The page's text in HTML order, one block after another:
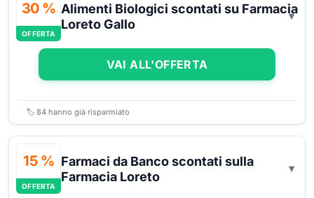
30 %
OFFERTA
Alimenti Biologici scontati su Farmacia
Loreto Gallo
VAI ALL'OFFERTA
🏷️ 84 hanno già risparmiato
15 %
OFFERTA
Farmaci da Banco scontati sulla
Farmacia Loreto